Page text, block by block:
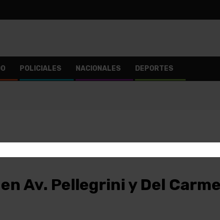
POLICIALES NACIONALES DEPORTES
Av. Pellegrini y Del